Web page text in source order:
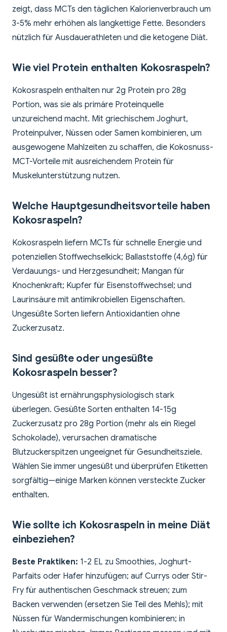
zeigt, dass MCTs den täglichen Kalorienverbrauch um
3-5% mehr erhöhen als langkettige Fette. Besonders
nützlich für Ausdauerathleten und die ketogene Diät.
Wie viel Protein enthalten Kokosraspeln?
Kokosraspeln enthalten nur 2g Protein pro 28g
Portion, was sie als primäre Proteinquelle
unzureichend macht. Mit griechischem Joghurt,
Proteinpulver, Nüssen oder Samen kombinieren, um
ausgewogene Mahlzeiten zu schaffen, die Kokosnuss-
MCT-Vorteile mit ausreichendem Protein für
Muskelunterstützung nutzen.
Welche Hauptgesundheitsvorteile haben
Kokosraspeln?
Kokosraspeln liefern MCTs für schnelle Energie und
potenziellen Stoffwechselkick; Ballaststoffe (4,6g) für
Verdauungs- und Herzgesundheit; Mangan für
Knochenkraft; Kupfer für Eisenstoffwechsel; und
Laurinsäure mit antimikrobiellen Eigenschaften.
Ungesüßte Sorten liefern Antioxidantien ohne
Zuckerzusatz.
Sind gesüßte oder ungesüßte
Kokosraspeln besser?
Ungesüßt ist ernährungsphysiologisch stark
überlegen. Gesüßte Sorten enthalten 14-15g
Zuckerzusatz pro 28g Portion (mehr als ein Riegel
Schokolade), verursachen dramatische
Blutzuckerspitzen ungeeignet für Gesundheitsziele.
Wählen Sie immer ungesüßt und überprüfen Etiketten
sorgfältig—einige Marken können versteckte Zucker
enthalten.
Wie sollte ich Kokosraspeln in meine Diät
einbeziehen?
Beste Praktiken: 1-2 EL zu Smoothies, Joghurt-
Parfaits oder Hafer hinzufügen; auf Currys oder Stir-
Fry für authentischen Geschmack streuen; zum
Backen verwenden (ersetzen Sie Teil des Mehls); mit
Nüssen für Wandermischungen kombinieren; in